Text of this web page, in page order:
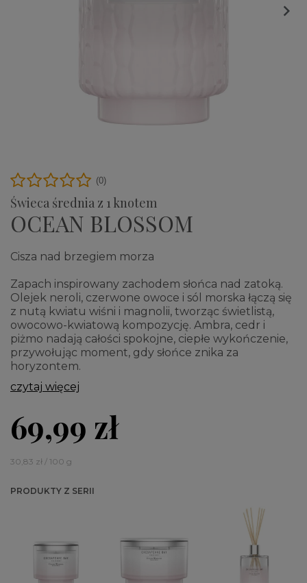

Świeca średnia z 1 knotem
OCEAN BLOSSOM
(0)
Cisza nad brzegiem morza
Zapach inspirowany zachodem słońca nad zatoką.
Olejek neroli, czerwone owoce i sól morska łączą się
z nutą kwiatu wiśni i magnolii, tworząc świetlistą,
owocowo-kwiatową kompozycję. Ambra, cedr i
piżmo nadają całości spokojne, ciepłe wykończenie,
przywołując moment, gdy słońce znika za
horyzontem.
czytaj więcej
69,99 zł
30,83 zł / 100 g
PRODUKTY Z SERII